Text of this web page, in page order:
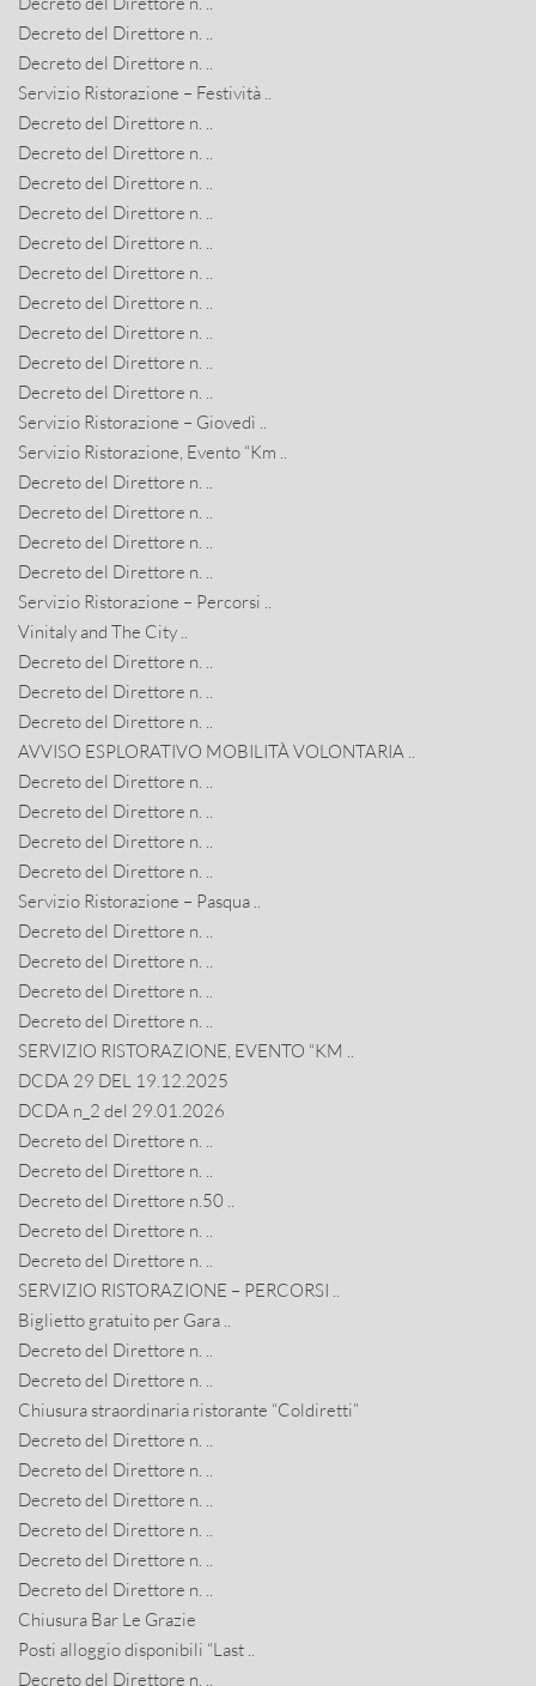
Decreto del Direttore n. ..
Decreto del Direttore n. ..
Servizio Ristorazione – Festività ..
Decreto del Direttore n. ..
Decreto del Direttore n. ..
Decreto del Direttore n. ..
Decreto del Direttore n. ..
Decreto del Direttore n. ..
Decreto del Direttore n. ..
Decreto del Direttore n. ..
Decreto del Direttore n. ..
Decreto del Direttore n. ..
Decreto del Direttore n. ..
Servizio Ristorazione – Giovedì ..
Servizio Ristorazione, Evento “Km ..
Decreto del Direttore n. ..
Decreto del Direttore n. ..
Decreto del Direttore n. ..
Decreto del Direttore n. ..
Servizio Ristorazione – Percorsi ..
Vinitaly and The City ..
Decreto del Direttore n. ..
Decreto del Direttore n. ..
Decreto del Direttore n. ..
AVVISO ESPLORATIVO MOBILITÀ VOLONTARIA ..
Decreto del Direttore n. ..
Decreto del Direttore n. ..
Decreto del Direttore n. ..
Decreto del Direttore n. ..
Servizio Ristorazione – Pasqua ..
Decreto del Direttore n. ..
Decreto del Direttore n. ..
Decreto del Direttore n. ..
Decreto del Direttore n. ..
SERVIZIO RISTORAZIONE, EVENTO “KM ..
DCDA 29 DEL 19.12.2025
DCDA n_2 del 29.01.2026
Decreto del Direttore n. ..
Decreto del Direttore n. ..
Decreto del Direttore n.50 ..
Decreto del Direttore n. ..
Decreto del Direttore n. ..
SERVIZIO RISTORAZIONE – PERCORSI ..
Biglietto gratuito per Gara ..
Decreto del Direttore n. ..
Decreto del Direttore n. ..
Chiusura straordinaria ristorante “Coldiretti”
Decreto del Direttore n. ..
Decreto del Direttore n. ..
Decreto del Direttore n. ..
Decreto del Direttore n. ..
Decreto del Direttore n. ..
Decreto del Direttore n. ..
Chiusura Bar Le Grazie
Posti alloggio disponibili “Last ..
Decreto del Direttore n. ..